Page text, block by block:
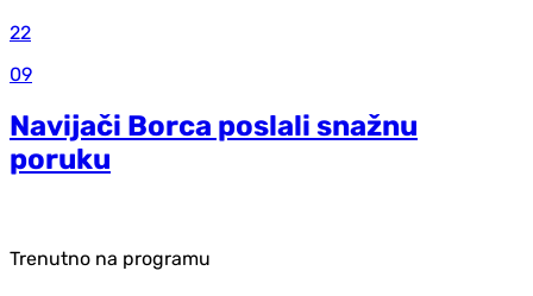
22
09
Navijači Borca poslali snažnu
poruku
Trenutno na programu